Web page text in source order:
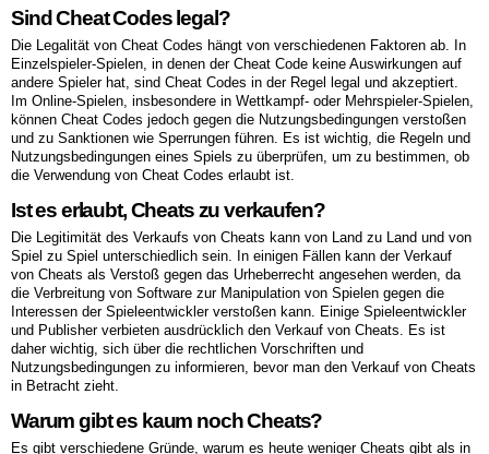
Sind Cheat Codes legal?
Die Legalität von Cheat Codes hängt von verschiedenen Faktoren ab. In
Einzelspieler-Spielen, in denen der Cheat Code keine Auswirkungen auf
andere Spieler hat, sind Cheat Codes in der Regel legal und akzeptiert.
Im Online-Spielen, insbesondere in Wettkampf- oder Mehrspieler-Spielen,
können Cheat Codes jedoch gegen die Nutzungsbedingungen verstoßen
und zu Sanktionen wie Sperrungen führen. Es ist wichtig, die Regeln und
Nutzungsbedingungen eines Spiels zu überprüfen, um zu bestimmen, ob
die Verwendung von Cheat Codes erlaubt ist.
Ist es erlaubt, Cheats zu verkaufen?
Die Legitimität des Verkaufs von Cheats kann von Land zu Land und von
Spiel zu Spiel unterschiedlich sein. In einigen Fällen kann der Verkauf
von Cheats als Verstoß gegen das Urheberrecht angesehen werden, da
die Verbreitung von Software zur Manipulation von Spielen gegen die
Interessen der Spieleentwickler verstoßen kann. Einige Spieleentwickler
und Publisher verbieten ausdrücklich den Verkauf von Cheats. Es ist
daher wichtig, sich über die rechtlichen Vorschriften und
Nutzungsbedingungen zu informieren, bevor man den Verkauf von Cheats
in Betracht zieht.
Warum gibt es kaum noch Cheats?
Es gibt verschiedene Gründe, warum es heute weniger Cheats gibt als in